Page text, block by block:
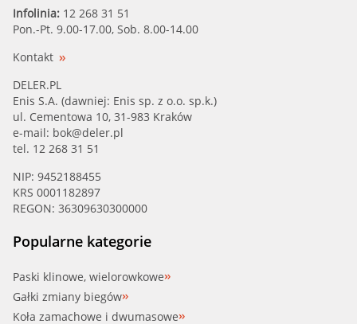
Infolinia: 12 268 31 51
Pon.-Pt. 9.00-17.00, Sob. 8.00-14.00
Kontakt
DELER.PL
Enis S.A. (dawniej: Enis sp. z o.o. sp.k.)
ul. Cementowa 10, 31-983 Kraków
e-mail: bok@deler.pl
tel. 12 268 31 51
NIP: 9452188455
KRS 0001182897
REGON: 36309630300000
Popularne kategorie
Paski klinowe, wielorowkowe
Gałki zmiany biegów
Koła zamachowe i dwumasowe